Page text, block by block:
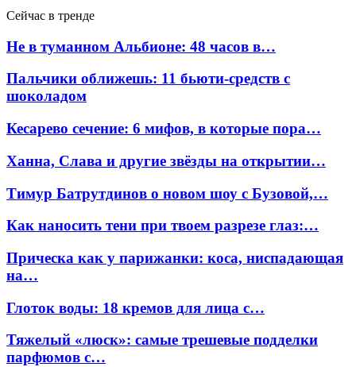
Сейчас в тренде
Не в туманном Альбионе: 48 часов в…
Пальчики оближешь: 11 бьюти-средств с
шоколадом
Кесарево сечение: 6 мифов, в которые пора…
Ханна, Слава и другие звёзды на открытии…
Тимур Батрутдинов о новом шоу с Бузовой,…
Как наносить тени при твоем разрезе глаз:…
Прическа как у парижанки: коса, ниспадающая
на…
Глоток воды: 18 кремов для лица с…
Тяжелый «люск»: самые трешевые подделки
парфюмов с…